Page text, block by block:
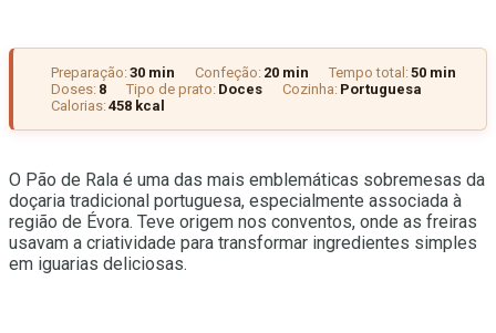
Preparação:30 min Confeção: 20 min Tempo total:50 min
Doses: 8 Tipo de prato: Doces Cozinha: Portuguesa
Calorias:458 kcal
O Pão de Rala é uma das mais emblemáticas sobremesas da
doçaria tradicional portuguesa, especialmente associada à
região de Évora. Teve origem nos conventos, onde as freiras
usavam a criatividade para transformar ingredientes simples
em iguarias deliciosas.